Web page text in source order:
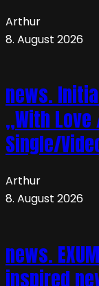
Arthur
8. August 2026
news.
„With
Single/
Arthur
8. August 2026
news.
inspired